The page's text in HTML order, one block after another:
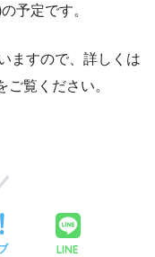
予定です。
ますので、詳しくは
覧ください。
LINE